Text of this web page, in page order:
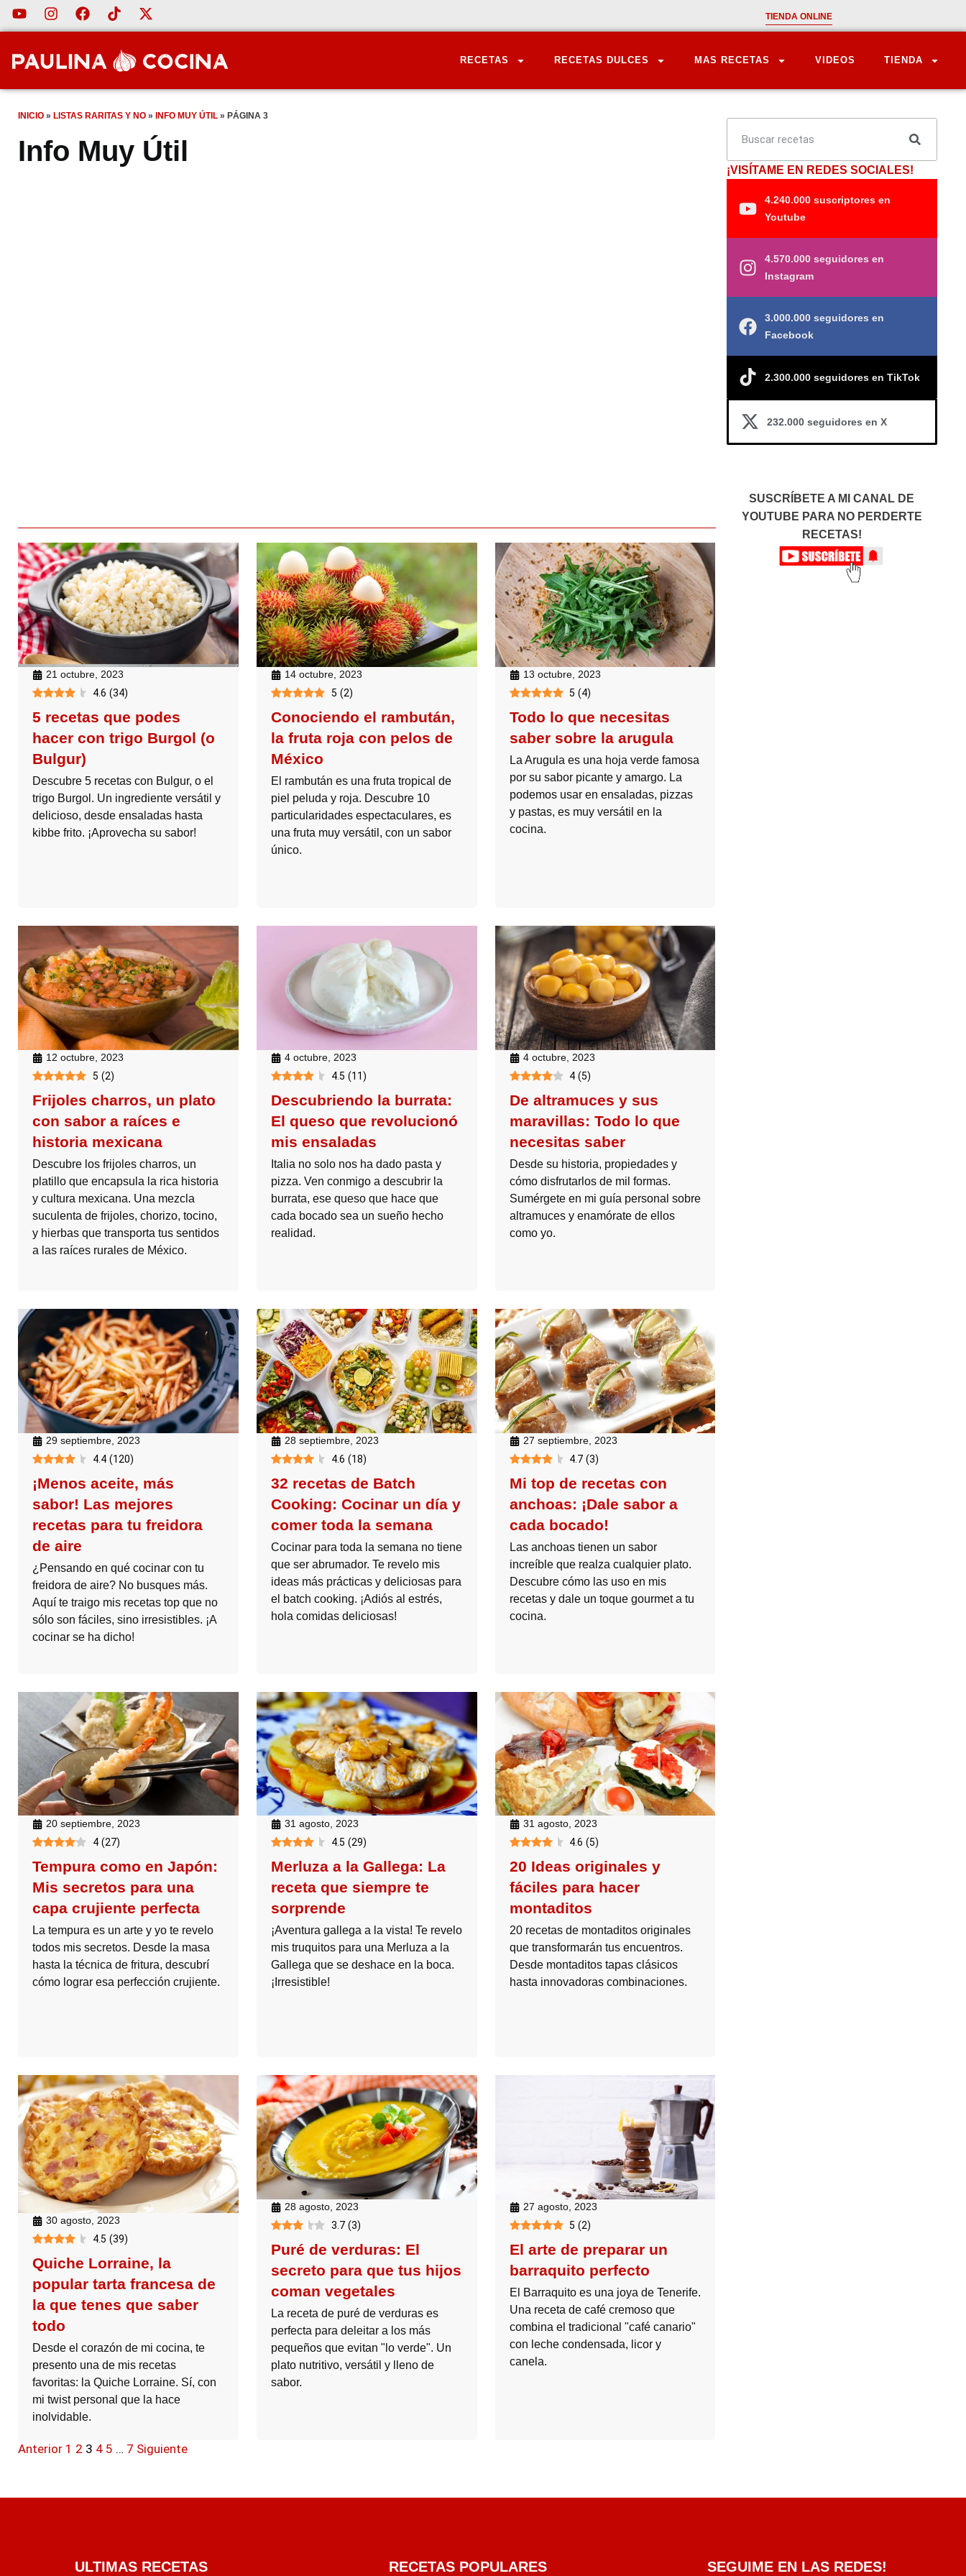
TIENDA ONLINE
RECETAS RECETAS DULCES MAS RECETAS VIDEOS TIENDA
INICIO » LISTAS RARITAS Y NO » INFO MUY ÚTIL » PÁGINA 3
Info Muy Útil
21 octubre, 2023
4.6 (34)
5 recetas que podes
hacer con trigo Burgol (o
Bulgur)
Descubre 5 recetas con Bulgur, o el
trigo Burgol. Un ingrediente versátil y
delicioso, desde ensaladas hasta
kibbe frito. ¡Aprovecha su sabor!
14 octubre, 2023
5 (2)
Conociendo el rambután,
la fruta roja con pelos de
México
El rambután es una fruta tropical de
piel peluda y roja. Descubre 10
particularidades espectaculares, es
una fruta muy versátil, con un sabor
único.
13 octubre, 2023
5 (4)
Todo lo que necesitas
saber sobre la arugula
La Arugula es una hoja verde famosa
por su sabor picante y amargo. La
podemos usar en ensaladas, pizzas
y pastas, es muy versátil en la
cocina.
12 octubre, 2023
5 (2)
Frijoles charros, un plato
con sabor a raíces e
historia mexicana
Descubre los frijoles charros, un
platillo que encapsula la rica historia
y cultura mexicana. Una mezcla
suculenta de frijoles, chorizo, tocino,
y hierbas que transporta tus sentidos
a las raíces rurales de México.
4 octubre, 2023
4.5 (11)
Descubriendo la burrata:
El queso que revolucionó
mis ensaladas
Italia no solo nos ha dado pasta y
pizza. Ven conmigo a descubrir la
burrata, ese queso que hace que
cada bocado sea un sueño hecho
realidad.
4 octubre, 2023
4 (5)
De altramuces y sus
maravillas: Todo lo que
necesitas saber
Desde su historia, propiedades y
cómo disfrutarlos de mil formas.
Sumérgete en mi guía personal sobre
altramuces y enamórate de ellos
como yo.
29 septiembre, 2023
4.4 (120)
¡Menos aceite, más
sabor! Las mejores
recetas para tu freidora
de aire
¿Pensando en qué cocinar con tu
freidora de aire? No busques más.
Aquí te traigo mis recetas top que no
sólo son fáciles, sino irresistibles. ¡A
cocinar se ha dicho!
28 septiembre, 2023
4.6 (18)
32 recetas de Batch
Cooking: Cocinar un día y
comer toda la semana
Cocinar para toda la semana no tiene
que ser abrumador. Te revelo mis
ideas más prácticas y deliciosas para
el batch cooking. ¡Adiós al estrés,
hola comidas deliciosas!
27 septiembre, 2023
4.7 (3)
Mi top de recetas con
anchoas: ¡Dale sabor a
cada bocado!
Las anchoas tienen un sabor
increíble que realza cualquier plato.
Descubre cómo las uso en mis
recetas y dale un toque gourmet a tu
cocina.
20 septiembre, 2023
4 (27)
Tempura como en Japón:
Mis secretos para una
capa crujiente perfecta
La tempura es un arte y yo te revelo
todos mis secretos. Desde la masa
hasta la técnica de fritura, descubrí
cómo lograr esa perfección crujiente.
31 agosto, 2023
4.5 (29)
Merluza a la Gallega: La
receta que siempre te
sorprende
¡Aventura gallega a la vista! Te revelo
mis truquitos para una Merluza a la
Gallega que se deshace en la boca.
¡Irresistible!
31 agosto, 2023
4.6 (5)
20 Ideas originales y
fáciles para hacer
montaditos
20 recetas de montaditos originales
que transformarán tus encuentros.
Desde montaditos tapas clásicos
hasta innovadoras combinaciones.
30 agosto, 2023
4.5 (39)
Quiche Lorraine, la
popular tarta francesa de
la que tenes que saber
todo
Desde el corazón de mi cocina, te
presento una de mis recetas
favoritas: la Quiche Lorraine. Sí, con
mi twist personal que la hace
inolvidable.
28 agosto, 2023
3.7 (3)
Puré de verduras: El
secreto para que tus hijos
coman vegetales
La receta de puré de verduras es
perfecta para deleitar a los más
pequeños que evitan "lo verde". Un
plato nutritivo, versátil y lleno de
sabor.
27 agosto, 2023
5 (2)
El arte de preparar un
barraquito perfecto
El Barraquito es una joya de Tenerife.
Una receta de café cremoso que
combina el tradicional "café canario"
con leche condensada, licor y
canela.
Anterior 1 2 3 4 5 … 7 Siguiente
¡VISÍTAME EN REDES SOCIALES!
4.240.000 suscriptores en
Youtube
4.570.000 seguidores en
Instagram
3.000.000 seguidores en
Facebook
2.300.000 seguidores en TikTok
232.000 seguidores en X
SUSCRÍBETE A MI CANAL DE
YOUTUBE PARA NO PERDERTE
RECETAS!
ULTIMAS RECETAS RECETAS POPULARES SEGUIME EN LAS REDES!